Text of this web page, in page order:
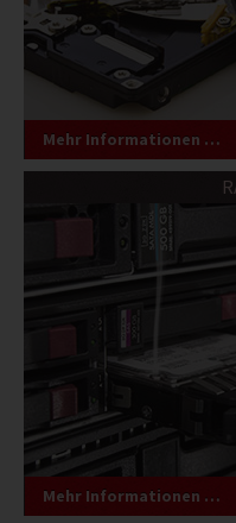
Mehr Informationen …
Mehr Informationen …